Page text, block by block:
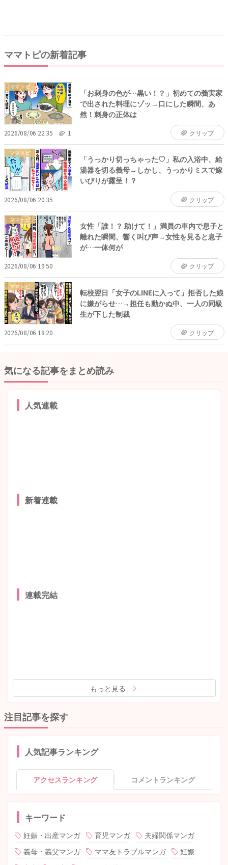
ママトピの新着記事
ママトピ
「お刺身の色が…黒い！？」初めての義実家
で出された料理にゾッ→口にした瞬間、あ
然！刺身の正体は
2026/08/06 22:35 1 クリップ
ママトピ
「うっかり切っちゃった♡」私の入浴中、給
湯器を切る義母→しかし、うっかりミスで嫁
いびりが露呈！？
2026/08/06 20:35 クリップ
ママトピ
女性「誰！？ 助けて！」満員の車内で息子と
離れた瞬間、響く叫び声→女性を見ると息子
が…一体何が
2026/08/06 19:50 クリップ
ママトピ
転校翌日「女子のLINEに入って」拒否した娘
に嫌がらせ…→担任も動かぬ中、一人の同級
生が下した制裁
2026/08/06 18:20 クリップ
気になる記事をまとめ読み
人気連載
新着連載
連載完結
もっと見る
注目記事を探す
人気記事ランキング
アクセスランキング コメントランキング
キーワード
妊娠・出産マンガ 育児マンガ
夫婦関係マンガ
義母・義父マンガ
ママ友トラブルマンガ
妊娠